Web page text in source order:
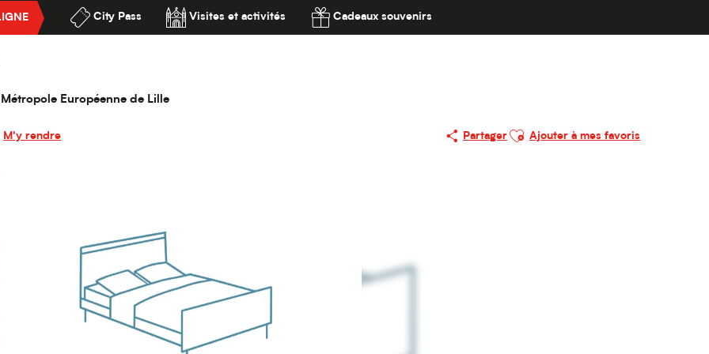
City Pass Visites et activités Cadeaux souvenirs
Européenne de Lille
Ascotel Lille Métropole
M'y rendre Partager
Ajouter aux favoris
Ajouter à mes favoris